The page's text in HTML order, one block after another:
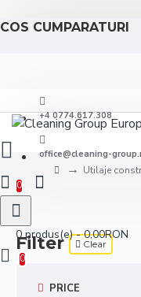
COS CUMPARATURI
+4 0774.617.308
office@cleaning-
0
0 produs(e) - 0,00RON
0
Utilaje
Filter Clear
PRICE